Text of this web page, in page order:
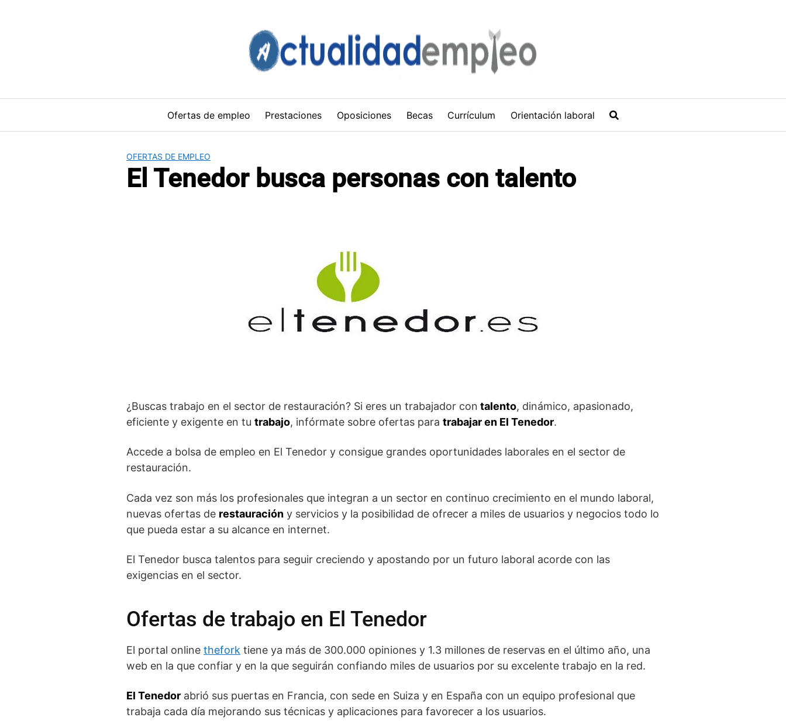
Ofertas de empleo Prestaciones Oposiciones Becas Currículum Orientación laboral
OFERTAS DE EMPLEO
El Tenedor busca personas con talento
¿Buscas trabajo en el sector de restauración? Si eres un trabajador con talento, dinámico, apasionado,
eficiente y exigente en tu trabajo, infórmate sobre ofertas para trabajar en El Tenedor.
Accede a bolsa de empleo en El Tenedor y consigue grandes oportunidades laborales en el sector de
restauración.
Cada vez son más los profesionales que integran a un sector en continuo crecimiento en el mundo laboral,
nuevas ofertas de restauración y servicios y la posibilidad de ofrecer a miles de usuarios y negocios todo lo
que pueda estar a su alcance en internet.
El Tenedor busca talentos para seguir creciendo y apostando por un futuro laboral acorde con las
exigencias en el sector.
Ofertas de trabajo en El Tenedor
El portal online thefork tiene ya más de 300.000 opiniones y 1.3 millones de reservas en el último año, una
web en la que confiar y en la que seguirán confiando miles de usuarios por su excelente trabajo en la red.
El Tenedor abrió sus puertas en Francia, con sede en Suiza y en España con un equipo profesional que
trabaja cada día mejorando sus técnicas y aplicaciones para favorecer a los usuarios.